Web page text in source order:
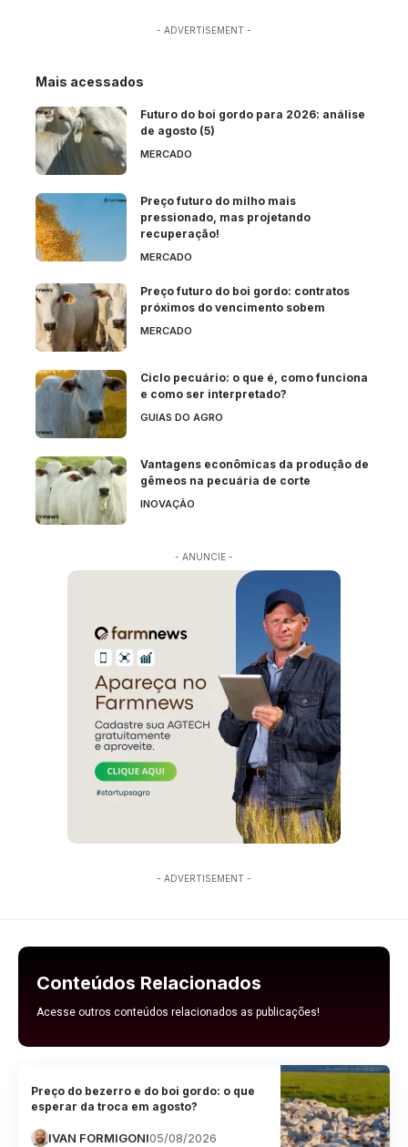
- ADVERTISEMENT -
Mais acessados
Futuro do boi gordo para 2026: análise
de agosto (5)
MERCADO
Preço futuro do milho mais
pressionado, mas projetando
recuperação!
MERCADO
Preço futuro do boi gordo: contratos
próximos do vencimento sobem
MERCADO
Ciclo pecuário: o que é, como funciona
e como ser interpretado?
GUIAS DO AGRO
Vantagens econômicas da produção de
gêmeos na pecuária de corte
INOVAÇÃO
- ANUNCIE -
- ADVERTISEMENT -
Conteúdos Relacionados
Acesse outros conteúdos relacionados as publicações!
Preço do bezerro e do boi gordo: o que
esperar da troca em agosto?
IVAN FORMIGONI05/08/2026